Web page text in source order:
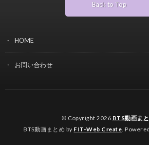
Back to Top
HOME
お問い合わせ
© Copyright 2026 BTS動画ま
BTS動画まとめ by FIT-Web Create.